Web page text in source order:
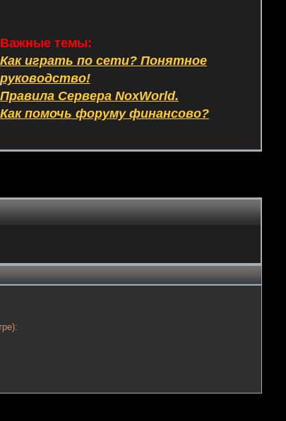
Важные темы:
Как играть по сети? Понятное
руководство!
Правила Сервера NoxWorld.
Как помочь форуму финансово?